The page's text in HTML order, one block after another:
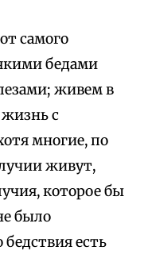
самого
бедами
живем в
жизнь с
многие, по
живут,
которое бы
было
бедствия есть